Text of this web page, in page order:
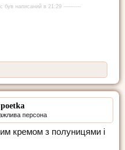
був написаний в 21:29 ----------
poetka
персона
кремом з полуницями і